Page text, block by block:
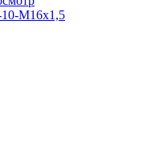
10-М16х1,5